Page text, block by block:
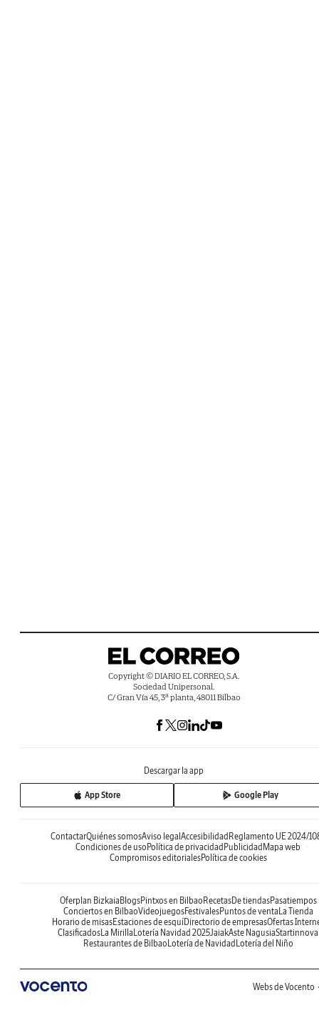
Copyright © DIARIO EL CORREO, S.A.
Sociedad Unipersonal.
C/ Gran Vía 45, 3ª planta, 48011 Bilbao
Descargar la app
App Store Google Play
ContactarQuiénes somosAviso legalAccesibilidadReglamento UE 2024/
Condiciones de usoPolítica de privacidadPublicidadMapa web
Compromisos editorialesPolítica de cookies
Oferplan BizkaiaBlogsPintxos en BilbaoRecetasDe tiendasPasatiempos
Conciertos en BilbaoVideojuegosFestivalesPuntos de ventaLa Tienda
Horario de misasEstaciones de esquíDirectorio de empresasOfertas
ClasificadosLa MirillaLotería Navidad 2025JaiakAste NagusiaStartinnova
Restaurantes de BilbaoLotería de NavidadLotería del Niño
Webs de Vocento